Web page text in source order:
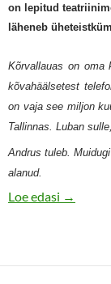
on lepitud
läheneb
Kõrvallauas on oma
kõvahäälsetest
on vaja see miljon
Tallinnas. Luban
Andrus tuleb.
alanud.
Loe edasi Ma
→